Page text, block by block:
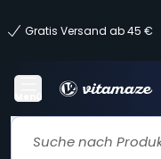
Gratis Versand ab 45 €
Menü